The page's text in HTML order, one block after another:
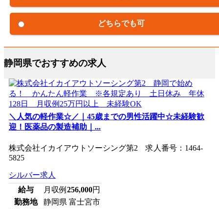
どちらでも可
静岡県でおすすめの求人
＼人気の軽作業☆／｜45歳までの男性活躍中☆未経験歓
迎！医薬品の製造補助｜...
株式会社イカイアウトソーシング第2 求人番号：1464-
5825
シルバー求人
給与
月収例 256,000円
勤務地
静岡県 富士宮市